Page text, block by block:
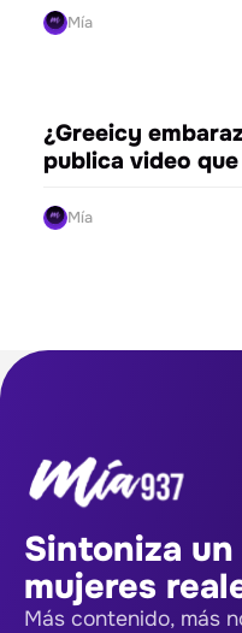
Mía
¿Greeicy
publica video
Mía
Sintoniza
mujeres
Más contenido, más